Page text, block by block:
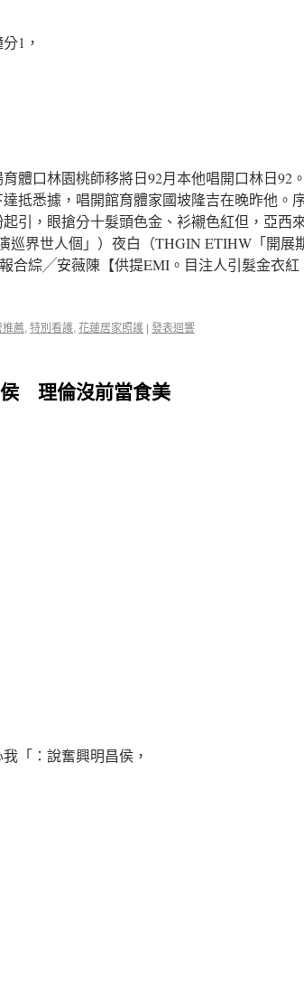
1，
體口林園桃師移將日92月本他唱開口林日92
抵悉據，唱開館育體家國坡隆吉在晚昨他。
引，眼搶分十髮頭色金、衫襯色紅但，亞西
巡界世人個」）夜白（THGIN ETIHW「開展
合綜╱安薇陳【供提EMI。目注人引髮金衣紅
薦, 特別看護, 花蓮居家照護 | 發表迴響
侯 理倫沒前當食美
「：說奮興明昌侯，